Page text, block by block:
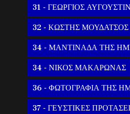
31 - ΓΕΩΡΓΙΟΣ
32 - ΚΩΣΤΗΣ ΜΟΥΔΑΤΣΟΣ
34 - ΜΑΝΤΙΝΑΔΑ ΤΗΣ
34 - ΝΙΚΟΣ ΜΑΚΑΡΩΝΑΣ
36 - ΦΩΤΟΓΡΑΦΙΑ ΤΗΣ
37 - ΓΕΥΣΤΙΚΕΣ